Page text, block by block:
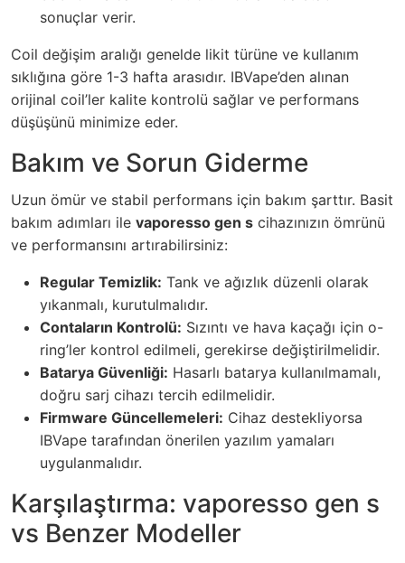
sonuçlar verir.
Coil değişim aralığı genelde likit türüne ve kullanım
sıklığına göre 1-3 hafta arasıdır. IBVape’den alınan
orijinal coil’ler kalite kontrolü sağlar ve performans
düşüşünü minimize eder.
Bakım ve Sorun Giderme
Uzun ömür ve stabil performans için bakım şarttır. Basit
bakım adımları ile vaporesso gen s cihazınızın ömrünü
ve performansını artırabilirsiniz:
Regular Temizlik: Tank ve ağızlık düzenli olarak
yıkanmalı, kurutulmalıdır.
Contaların Kontrolü: Sızıntı ve hava kaçağı için o-
ring’ler kontrol edilmeli, gerekirse değiştirilmelidir.
Batarya Güvenliği: Hasarlı batarya kullanılmamalı,
doğru sarj cihazı tercih edilmelidir.
Firmware Güncellemeleri: Cihaz destekliyorsa
IBVape tarafından önerilen yazılım yamaları
uygulanmalıdır.
Karşılaştırma: vaporesso gen s
vs Benzer Modeller